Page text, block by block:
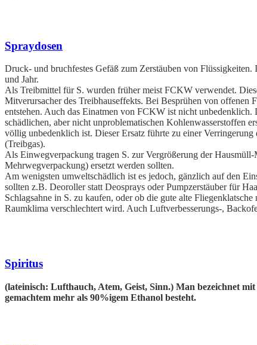
Spraydosen
Druck- und bruchfestes Gefäß zum Zerstäuben von
und Jahr.
Als Treibmittel für S. wurden früher meist FCKW verwendet.
Mitverursacher des Treibhauseffekts. Bei Besprühen von offenen
entstehen. Auch das Einatmen von FCKW ist nicht unbedenklich.
schädlichen, aber nicht unproblematischen Kohlenwasserstoffen
völlig unbedenklich ist. Dieser Ersatz führte zu einer
(Treibgas).
Als Einwegverpackung tragen S. zur Vergrößerung der
Mehrwegverpackung) ersetzt werden sollten.
Am wenigsten umweltschädlich ist es jedoch, gänzlich auf den
sollten z.B. Deoroller statt Deosprays oder Pumpzerstäuber für
Schlagsahne in S. zu kaufen, oder ob die gute alte
Raumklima verschlechtert wird. Auch Luftverbesserungs-,
Spiritus
(lateinisch: Lufthauch, Atem, Geist, Sinn.) Man bezeichnet
gemachtem mehr als 90%igem Ethanol besteht.